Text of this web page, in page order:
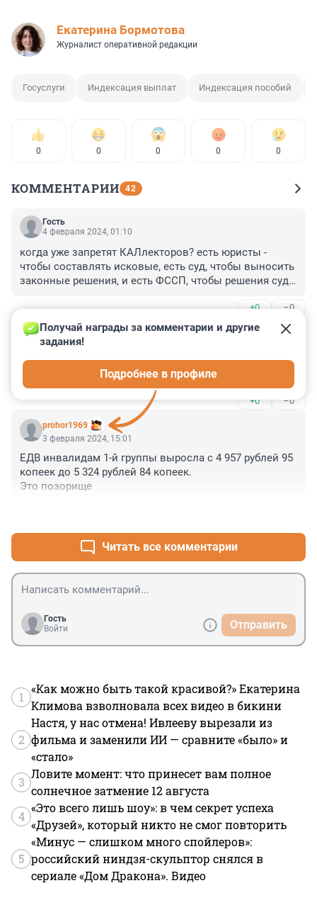
Екатерина Бормотова
Журналист оперативной редакции
Госуслуги Индексация выплат Индексация пособий
0 0 0 0 0
КОММЕНТАРИИ 42
Гость
4 февраля 2024, 01:10
когда уже запретят КАЛлекторов? есть юристы -
чтобы составлять исковые, есть суд, чтобы выносить
законные решения, и есть ФССП, чтобы решения суда
процессе? вы же в театрах Шаурму не продаёте во
время представления...
+0 –0
Гость
3 февраля 2024, 23:24
1200 за уход за престарелыми старше 80ти ни разу не
индексировался. позорище( не власть а крохоборы
+0 –0
prohor1969
Получай награды за комментарии и другие
задания!
Подробнее в профиле
3 февраля 2024, 15:01
ЕДВ инвалидам 1-й группы выросла с 4 957 рублей 95
копеек до 5 324 рублей 84 копеек.
Это позорище
Читать все комментарии
Гость
Войти
Отправить
1
«Как можно быть такой красивой?» Екатерина
Климова взволновала всех видео в бикини
2
Настя, у нас отмена! Ивлееву вырезали из
фильма и заменили ИИ — сравните «было» и
«стало»
3
Ловите момент: что принесет вам полное
солнечное затмение 12 августа
4
«Это всего лишь шоу»: в чем секрет успеха
«Друзей», который никто не смог повторить
5
«Минус — слишком много спойлеров»:
российский ниндзя-скульптор снялся в
сериале «Дом Дракона». Видео